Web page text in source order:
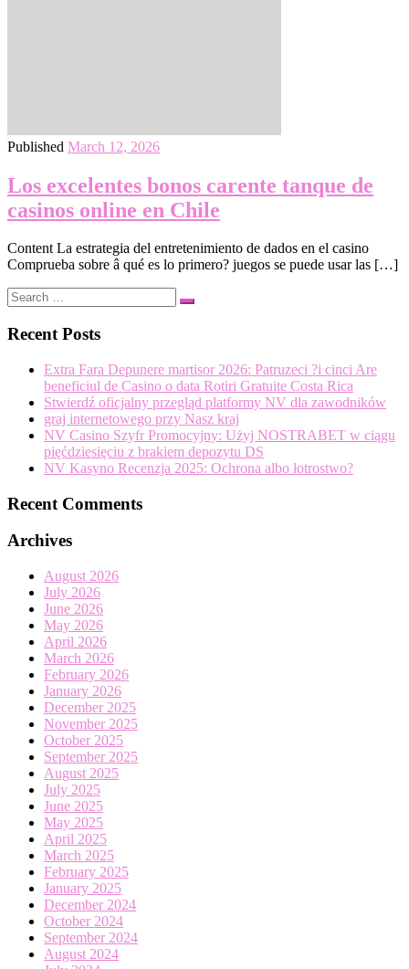
Published March 12, 2026
Los excelentes bonos carente tanque de
casinos online en Chile
Content La estrategia del entretenimiento de dados en el casino
Comprueba sobre â qué es lo primero? juegos se puede usar las […]
Search
Search
Recent Posts
Extra Fara Depunere martisor 2026: Patruzeci ?i cinci Are
beneficiul de Casino o data Rotiri Gratuite Costa Rica
Stwierdź oficjalny przegląd platformy NV dla zawodników
graj internetowego przy Nasz kraj
NV Casino Szyfr Promocyjny: Użyj NOSTRABET w ciągu
pięćdziesięciu z brakiem depozytu DS
NV Kasyno Recenzja 2025: Ochrona albo łotrostwo?
Recent Comments
Archives
August 2026
July 2026
June 2026
May 2026
April 2026
March 2026
February 2026
January 2026
December 2025
November 2025
October 2025
September 2025
August 2025
July 2025
June 2025
May 2025
April 2025
March 2025
February 2025
January 2025
December 2024
October 2024
September 2024
August 2024